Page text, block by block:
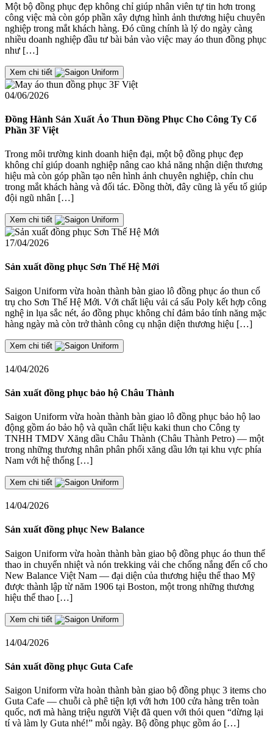
Một bộ đồng phục đẹp không chỉ giúp nhân viên tự tin hơn trong
công việc mà còn góp phần xây dựng hình ảnh thương hiệu chuyên
nghiệp trong mắt khách hàng. Đó cũng chính là lý do ngày càng
nhiều doanh nghiệp đầu tư bài bản vào việc may áo thun đồng phục
như […]
Xem chi tiết
04/06/2026
Đồng Hành Sản Xuất Áo Thun Đồng Phục Cho Công Ty Cổ
Phần 3F Việt
Trong môi trường kinh doanh hiện đại, một bộ đồng phục đẹp
không chỉ giúp doanh nghiệp nâng cao khả năng nhận diện thương
hiệu mà còn góp phần tạo nên hình ảnh chuyên nghiệp, chỉn chu
trong mắt khách hàng và đối tác. Đồng thời, đây cũng là yếu tố giúp
đội ngũ nhân […]
Xem chi tiết
17/04/2026
Sản xuất đồng phục Sơn Thế Hệ Mới
Saigon Uniform vừa hoàn thành bàn giao lô đồng phục áo thun cổ
trụ cho Sơn Thế Hệ Mới. Với chất liệu vải cá sấu Poly kết hợp công
nghệ in lụa sắc nét, áo đồng phục không chỉ đảm bảo tính năng mặc
hàng ngày mà còn trở thành công cụ nhận diện thương hiệu […]
Xem chi tiết
14/04/2026
Sản xuất đồng phục bảo hộ Châu Thành
Saigon Uniform vừa hoàn thành bàn giao lô đồng phục bảo hộ lao
động gồm áo bảo hộ và quần chất liệu kaki thun cho Công ty
TNHH TMDV Xăng dầu Châu Thành (Châu Thành Petro) — một
trong những thương nhân phân phối xăng dầu lớn tại khu vực phía
Nam với hệ thống […]
Xem chi tiết
14/04/2026
Sản xuất đồng phục New Balance
Saigon Uniform vừa hoàn thành bàn giao bộ đồng phục áo thun thể
thao in chuyển nhiệt và nón trekking vải che chống nắng đến cổ cho
New Balance Việt Nam — đại diện của thương hiệu thể thao Mỹ
được thành lập từ năm 1906 tại Boston, một trong những thương
hiệu thể thao […]
Xem chi tiết
14/04/2026
Sản xuất đồng phục Guta Cafe
Saigon Uniform vừa hoàn thành bàn giao bộ đồng phục 3 items cho
Guta Cafe — chuỗi cà phê tiện lợi với hơn 100 cửa hàng trên toàn
quốc, nơi mà hàng triệu người Việt đã quen với thói quen “dừng lại
tí và làm ly Guta nhé!” mỗi ngày. Bộ đồng phục gồm áo […]